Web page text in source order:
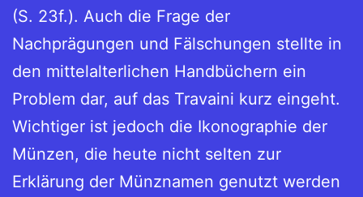
(S. 23f.). Auch die Frage der
Nachprägungen und Fälschungen stellte in
den mittelalterlichen Handbüchern ein
Problem dar, auf das Travaini kurz eingeht.
Wichtiger ist jedoch die Ikonographie der
Münzen, die heute nicht selten zur
Erklärung der Münznamen genutzt werden